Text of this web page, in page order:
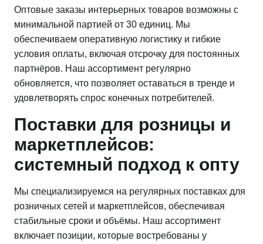
Оптовые заказы интерьерных товаров возможны с
минимальной партией от 30 единиц. Мы
обеспечиваем оперативную логистику и гибкие
условия оплаты, включая отсрочку для постоянных
партнёров. Наш ассортимент регулярно
обновляется, что позволяет оставаться в тренде и
удовлетворять спрос конечных потребителей.
Поставки для розницы и
маркетплейсов:
системный подход к опту
Мы специализируемся на регулярных поставках для
розничных сетей и маркетплейсов, обеспечивая
стабильные сроки и объёмы. Наш ассортимент
включает позиции, которые востребованы у